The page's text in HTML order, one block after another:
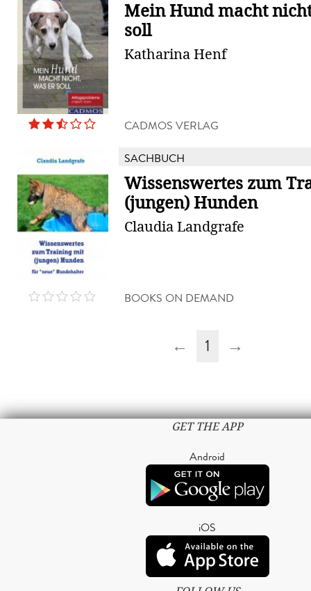
Mein Hund macht
soll
Katharina Henf
CADMOS VERLAG
SACHBUCH
Wissenswertes zum
(jungen) Hunden
Claudia Landgrafe
BOOKS ON DEMAND
← 1 →
GET THE APP
Android
iOS